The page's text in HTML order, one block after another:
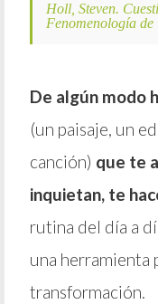
Holl, Steven.
Fenomenología
De algún modo
(un paisaje, un
canción) que te
inquietan, te
rutina del día a
una herramienta
transformación.